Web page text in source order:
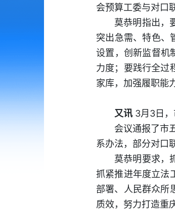
会预算工委与对口
莫恭明指出，
突出急需、特色、
设置，创新监督机
力度；要践行全过
家库，加强履职能
又讯 3月3日
会议通报了市
系办法，部分对口
莫恭明要求，
抓紧推进年度立法
部署、人民群众所
质效，努力打造重